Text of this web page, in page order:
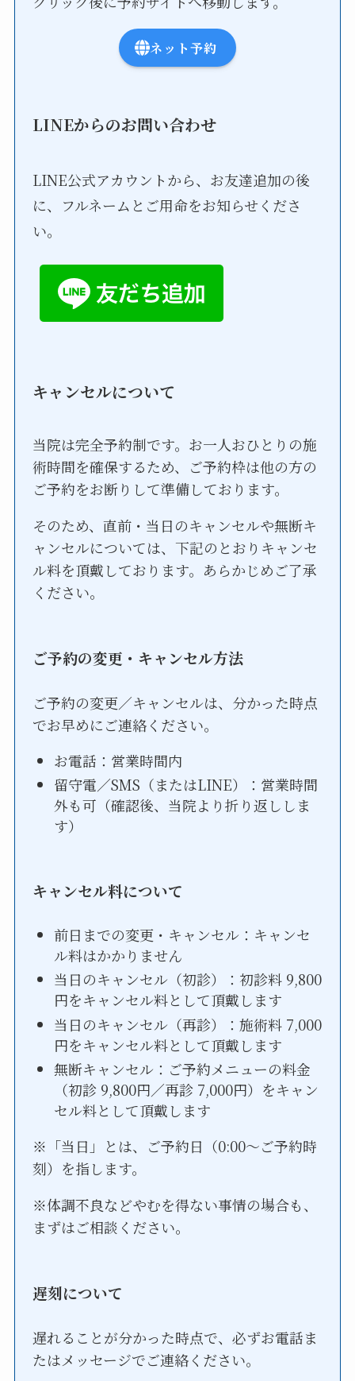
ネット予約
LINEからのお問い合わせ
LINE公式アカウントから、お友達追加の後
に、フルネームとご用命をお知らせくださ
い。
キャンセルについて
当院は完全予約制です。お一人おひとりの施
術時間を確保するため、ご予約枠は他の方の
ご予約をお断りして準備しております。
そのため、直前・当日のキャンセルや無断キ
ャンセルについては、下記のとおりキャンセ
ル料を頂戴しております。あらかじめご了承
ください。
ご予約の変更・キャンセル方法
ご予約の変更／キャンセルは、分かった時点
でお早めにご連絡ください。
お電話：営業時間内
留守電／SMS（またはLINE）：営業時間
外も可（確認後、当院より折り返ししま
す）
キャンセル料について
前日までの変更・キャンセル：キャンセ
ル料はかかりません
当日のキャンセル（初診）：初診料 9,800
円をキャンセル料として頂戴します
当日のキャンセル（再診）：施術料 7,000
円をキャンセル料として頂戴します
無断キャンセル：ご予約メニューの料金
（初診 9,800円／再診 7,000円）をキャン
セル料として頂戴します
※「当日」とは、ご予約日（0:00〜ご予約時
刻）を指します。
※体調不良などやむを得ない事情の場合も、
まずはご相談ください。
遅刻について
遅れることが分かった時点で、必ずお電話ま
たはメッセージでご連絡ください。